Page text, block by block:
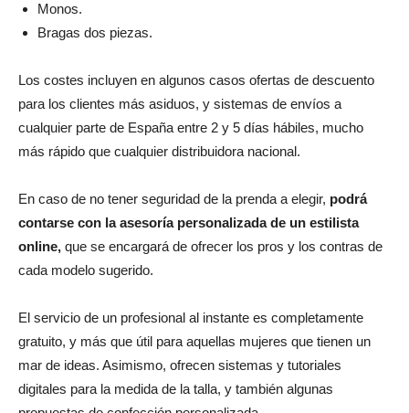
Monos.
Bragas dos piezas.
Los costes incluyen en algunos casos ofertas de descuento
para los clientes más asiduos, y sistemas de envíos a
cualquier parte de España entre 2 y 5 días hábiles, mucho
más rápido que cualquier distribuidora nacional.
En caso de no tener seguridad de la prenda a elegir, podrá
contarse con la asesoría personalizada de un estilista
online, que se encargará de ofrecer los pros y los contras de
cada modelo sugerido.
El servicio de un profesional al instante es completamente
gratuito, y más que útil para aquellas mujeres que tienen un
mar de ideas. Asimismo, ofrecen sistemas y tutoriales
digitales para la medida de la talla, y también algunas